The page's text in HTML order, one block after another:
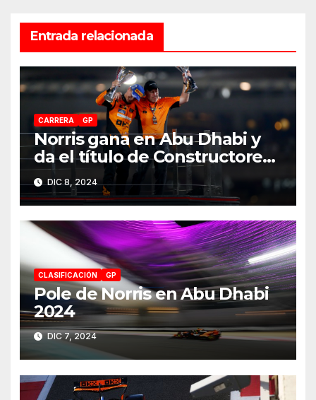
Entrada relacionada
CARRERA GP
Norris gana en Abu Dhabi y
da el título de Constructores
2024 a McLaren
DIC 8, 2024
CLASIFICACIÓN GP
Pole de Norris en Abu Dhabi
2024
DIC 7, 2024